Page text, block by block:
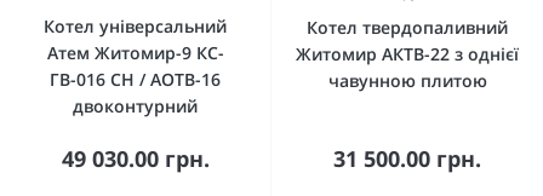
Котел універсальний
Атем Житомир-9 КС-
ГВ-016 СН / АОТВ-16
двоконтурний
49 030.00 грн.
Котел твердопаливний
Житомир АКТВ-22 з однієї
чавунною плитою
31 500.00 грн.